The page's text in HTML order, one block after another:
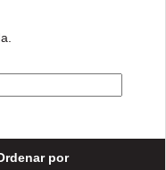
por